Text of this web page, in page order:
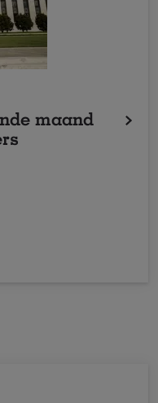
maand
in een toch al
en Europese en